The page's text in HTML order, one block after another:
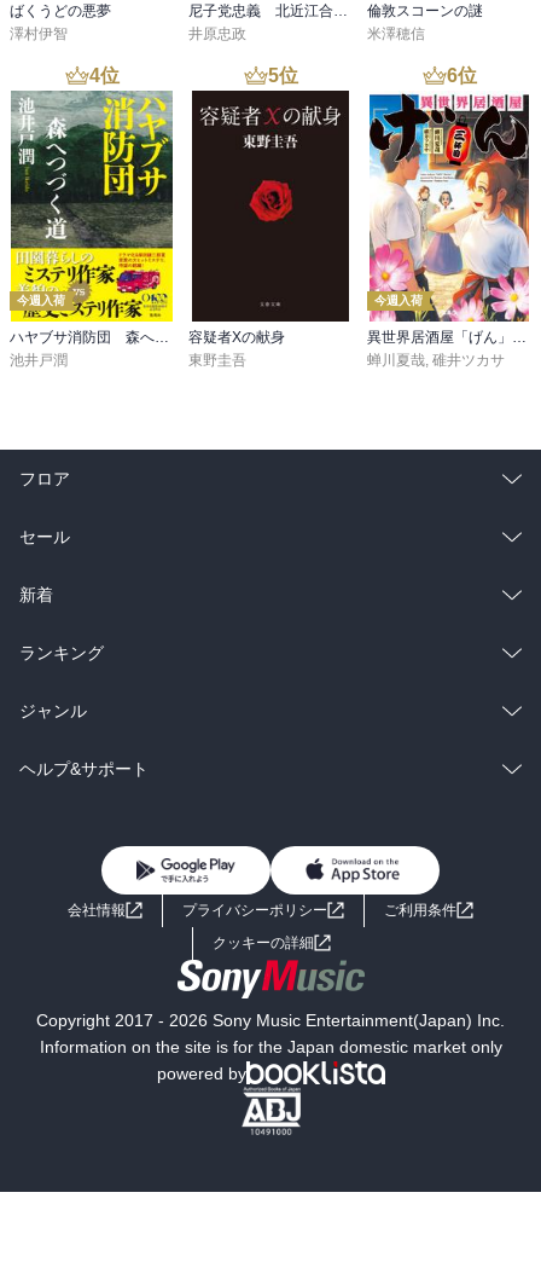
ばくうどの悪夢
澤村伊智
尼子党忠義 北近江合戦心得〈八〉
井原忠政
倫敦スコーンの謎
米澤穂信
4位
今週入荷
池井戸潤
5位
容疑者Xの献身
東野圭吾
6位
今週入荷
蝉川夏哉 碓井ツカサ
フロア
総合
ラノベ
雑誌・グラビア
BL・TL
セール
総合
ラノベ
雑誌・グラビア
BL・TL
新着
総合
ラノベ
雑誌・グラビア
ランキング
総合
ラノベ
ジャンル
コミック
ライトノベル 男子向けラノベ
小説
海外小説
ミステリー SF
文学
ヘルプ&サポート
よくあるご質問 お問い合わせ
会社情報 プライバシーポリシー
ご利用条件
クッキーの詳細
Copyright 2017 - 2026 Sony Music Entertainment(Japan) Inc.
Information on the site is for the Japan domestic market only
powered by